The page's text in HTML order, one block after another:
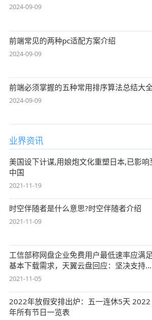
2024-09-09
前端常见的两种pc适配方案介绍
2024-09-09
前端必须掌握的五种常用排序算法总结大
2024-09-09
业界资讯
美国设下计谋,用娘炮文化重塑日本,已影响
中国
2021-11-19
时空伴随者是什么意思?时空伴随者介绍
2021-11-09
工信部称网盘企业免费用户最低速率应满足
基本下载需求，天翼云盘回应：坚决支持，
始终
2021-11-05
2022年放假安排出炉：五一连休5天 2022
年所有节日一览表